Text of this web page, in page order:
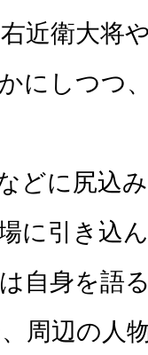
近衛大将
にしつつ
どに尻込
に引き込
自身を語
周辺の人